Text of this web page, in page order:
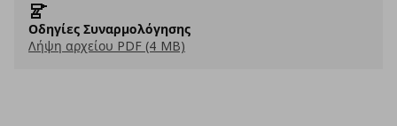
Οδηγίες Συναρμολόγησης
Λήψη αρχείου PDF (4 MB)